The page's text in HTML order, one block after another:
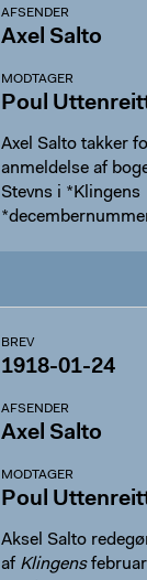
AFSENDER
Axel Salto
MODTAGER
Poul
Axel Salto takker
anmeldelse af
Stevns i *Klingens
BREV
1918-01-24
AFSENDER
Axel Salto
MODTAGER
Poul
Aksel Salto
af Klingens